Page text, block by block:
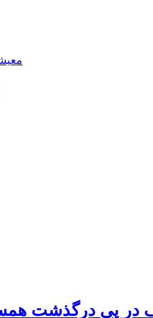
در پی درگذشت